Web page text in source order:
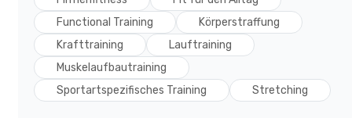
Functional Training
Körperstraffung
Krafttraining
Lauftraining
Muskelaufbautraining
Sportartspezifisches Training
Stretching